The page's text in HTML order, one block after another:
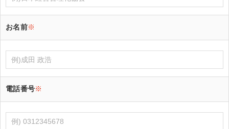
お名前※
電話番号※